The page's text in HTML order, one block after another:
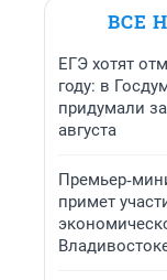
ВСЕ
ЕГЭ хотят
году: в
придумали
августа
примет